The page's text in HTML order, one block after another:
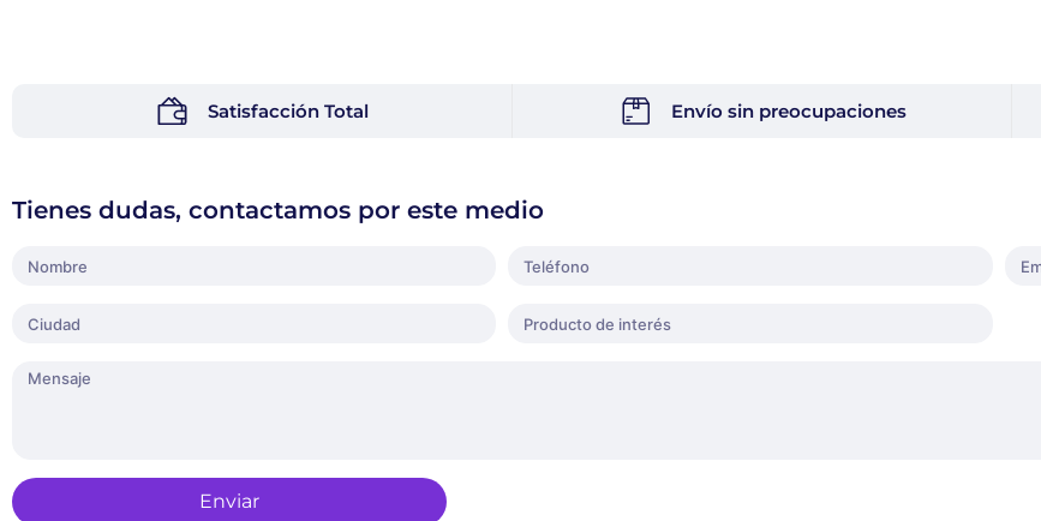
Satisfacción Total Envío sin preocupaciones
Tienes dudas, contactamos por este medio
Enviar